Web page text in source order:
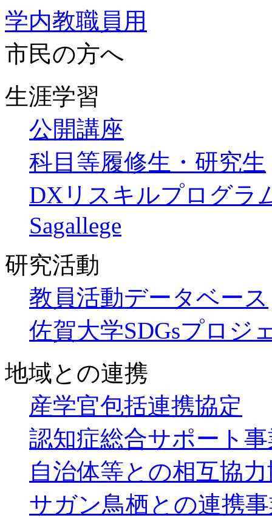
学内教職員用
市民の方へ
生涯学習
公開講座
科目等履修生・研究生
DXリスキルプログラ
Sagallege
研究活動
教員活動データベース
佐賀大学SDGsプロジ
地域との連携
産学官包括連携協定
認知症総合サポート
自治体等との相互協
サガン鳥栖との連携